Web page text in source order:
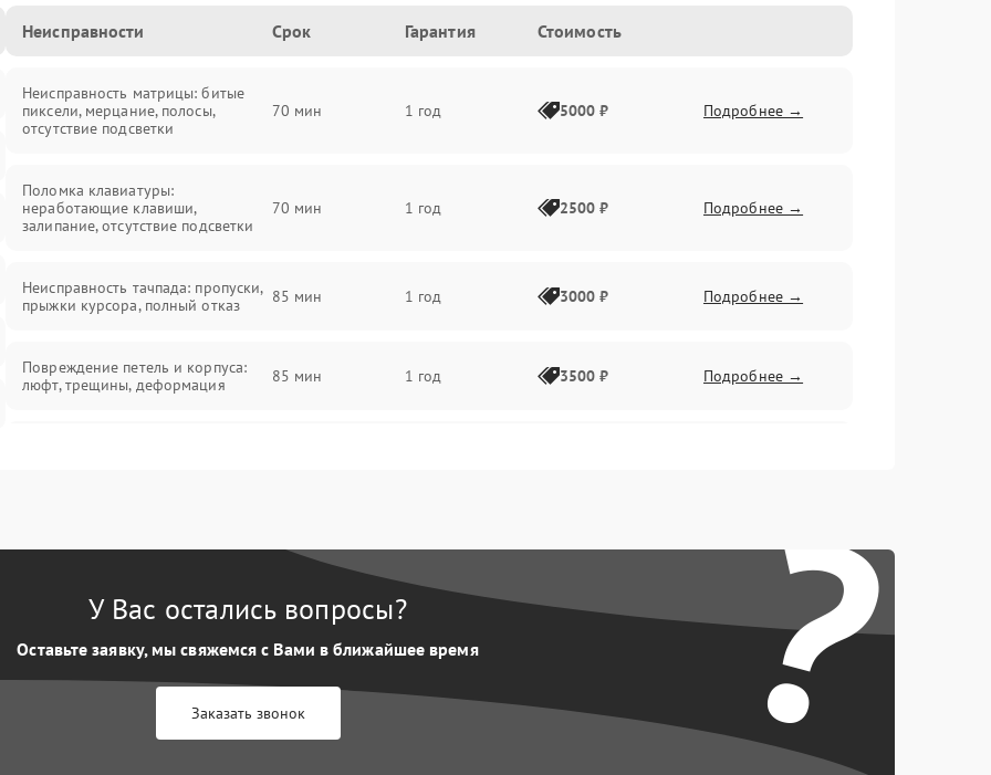
Неисправности Срок Гарантия Стоимость
Неисправность матрицы: битые
пиксели, мерцание, полосы,
отсутствие подсветки
70 мин 1 год 5000 ₽ Подробнее →
Поломка клавиатуры:
неработающие клавиши,
залипание, отсутствие подсветки
70 мин 1 год 2500 ₽ Подробнее →
Неисправность тачпада: пропуски,
прыжки курсора, полный отказ
85 мин 1 год 3000 ₽ Подробнее →
Повреждение петель и корпуса:
люфт, трещины, деформация
85 мин 1 год 3500 ₽ Подробнее →
85 мин 1 год 2000 ₽ Подробнее →
Перегрев из‑за пыли, износа
термопасты или неисправности
кулера
75 мин Подробнее →
Выход из строя SSD или HDD:
медленная загрузка, ошибки
80 мин Подробнее →
?
У Вас остались вопросы?
Оставьте заявку, мы свяжемся с Вами в ближайшее время
Заказать звонок